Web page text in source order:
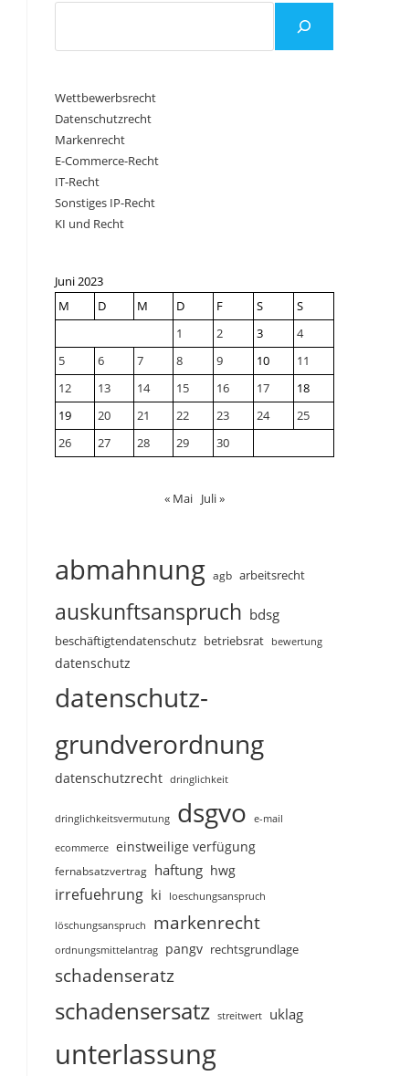
Wettbewerbsrecht
Datenschutzrecht
Markenrecht
E-Commerce-Recht
IT-Recht
Sonstiges IP-Recht
KI und Recht
Juni 2023
M
D M D F S
S
1
2 3
4
5
6 7 8 9 10
11
12
13 14 15 16 17
18
19
20 21 22 23 24
25
26
27 28 29 30
« Mai Juli »
abmahnung agb arbeitsrecht
auskunftsanspruch bdsg
beschäftigtendatenschutz betriebsrat bewertung
datenschutz
datenschutz-
grundverordnung
datenschutzrecht dringlichkeit
dringlichkeitsvermutung dsgvo e-mail
ecommerce einstweilige verfügung
fernabsatzvertrag haftung hwg
irrefuehrung ki loeschungsanspruch
löschungsanspruch markenrecht
ordnungsmittelantrag pangv rechtsgrundlage
schadenseratz
schadensersatz streitwert uklag
unterlassung